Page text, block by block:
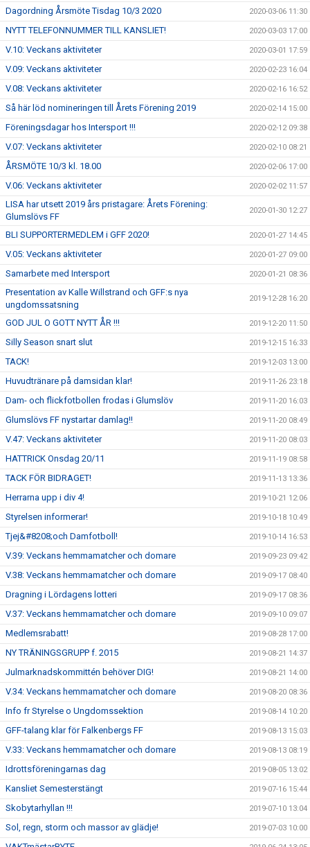
Dagordning Årsmöte Tisdag 10/3 2020 2020-03-06 11:30
NYTT TELEFONNUMMER TILL KANSLIET! 2020-03-03 17:00
V.10: Veckans aktiviteter 2020-03-01 17:59
V.09: Veckans aktiviteter 2020-02-23 16:04
V.08: Veckans aktiviteter 2020-02-16 16:52
Så här löd nomineringen till Årets Förening 2019 2020-02-14 15:00
Föreningsdagar hos Intersport !!! 2020-02-12 09:38
V.07: Veckans aktiviteter 2020-02-10 08:21
ÅRSMÖTE 10/3 kl. 18.00 2020-02-06 17:00
V.06: Veckans aktiviteter 2020-02-02 11:57
LISA har utsett 2019 års pristagare: Årets Förening:
Glumslövs FF
2020-01-30 12:27
BLI SUPPORTERMEDLEM i GFF 2020! 2020-01-27 14:45
V.05: Veckans aktiviteter 2020-01-27 09:00
Samarbete med Intersport 2020-01-21 08:36
Presentation av Kalle Willstrand och GFF:s nya
ungdomssatsning
2019-12-28 16:20
GOD JUL O GOTT NYTT ÅR !!! 2019-12-20 11:50
Silly Season snart slut 2019-12-15 16:33
TACK! 2019-12-03 13:00
Huvudtränare på damsidan klar! 2019-11-26 23:18
Dam- och flickfotbollen frodas i Glumslöv 2019-11-20 16:03
Glumslövs FF nystartar damlag!! 2019-11-20 08:49
V.47: Veckans aktiviteter 2019-11-20 08:03
HATTRICK Onsdag 20/11 2019-11-19 08:58
TACK FÖR BIDRAGET! 2019-11-13 13:36
Herrarna upp i div 4! 2019-10-21 12:06
Styrelsen informerar! 2019-10-18 10:49
Tjej&#8208;och Damfotboll! 2019-10-14 16:53
V.39: Veckans hemmamatcher och domare 2019-09-23 09:42
V.38: Veckans hemmamatcher och domare 2019-09-17 08:40
Dragning i Lördagens lotteri 2019-09-17 08:36
V.37: Veckans hemmamatcher och domare 2019-09-10 09:07
Medlemsrabatt! 2019-08-28 17:00
NY TRÄNINGSGRUPP f. 2015 2019-08-21 14:37
Julmarknadskommittén behöver DIG! 2019-08-21 14:00
V.34: Veckans hemmamatcher och domare 2019-08-20 08:36
Info fr Styrelse o Ungdomssektion 2019-08-14 10:20
GFF-talang klar för Falkenbergs FF 2019-08-13 15:03
V.33: Veckans hemmamatcher och domare 2019-08-13 08:19
Idrottsföreningarnas dag 2019-08-05 13:02
Kansliet Semesterstängt 2019-07-16 15:44
Skobytarhyllan !!! 2019-07-10 13:04
Sol, regn, storm och massor av glädje! 2019-07-03 10:00